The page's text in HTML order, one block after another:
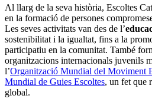
Notícies Comunitari
L'associacionisme
escepticisme la
Lleure del Govern